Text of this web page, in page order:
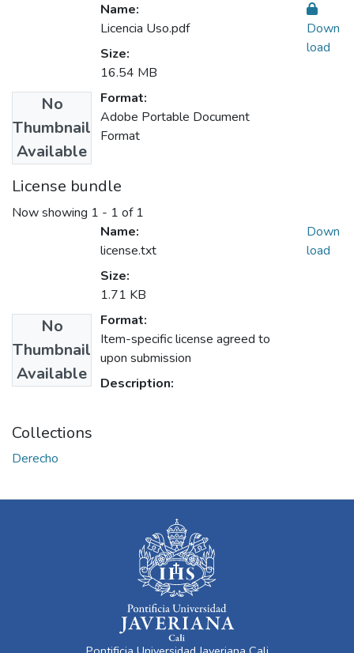
No
Thumbnail
Available
Name:
Licencia Uso.pdf
Size:
16.54 MB
Format:
Adobe Portable Document
Format
Down
load
License bundle
Now showing 1 - 1 of 1
No
Thumbnail
Available
Name:
license.txt
Size:
1.71 KB
Format:
Item-specific license agreed to
upon submission
Description:
Down
load
Collections
Derecho